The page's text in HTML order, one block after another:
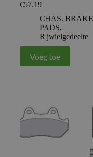
€57.19
CHAS. BRAKE
PADS,
Rijwielgedeelte
Voeg toe